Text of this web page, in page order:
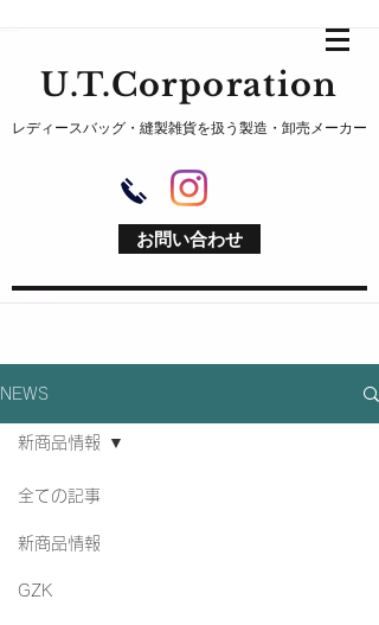
U.T.Corporation
レディースバッグ・縫製雑貨を扱う製造・卸売メーカー
お問い合わせ
NEWS
全ての記事
新商品情報
GZK
新商品情報